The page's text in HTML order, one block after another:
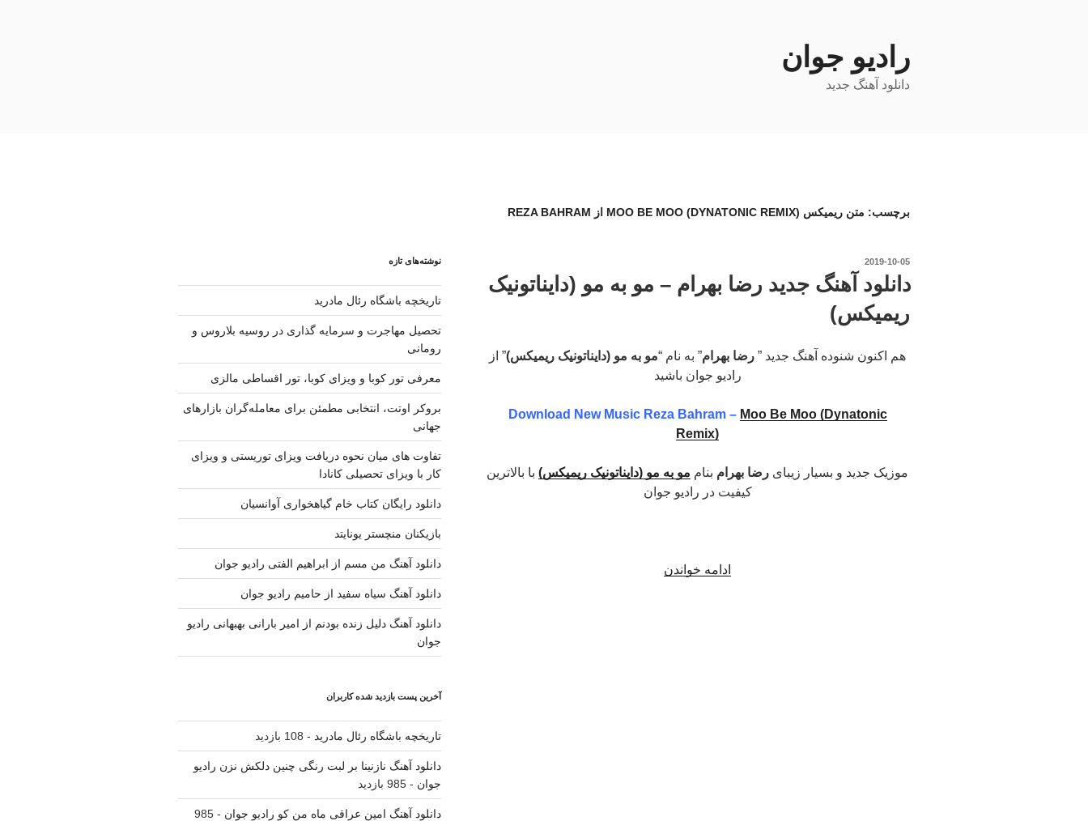
رادیو جوان
دانلود آهنگ جدید
برچسب: متن ریمیکس MOO BE MOO (DYNATONIC REMIX) از REZA BAHRAM
نوشته‌شده
2019-10-05
دانلود آهنگ جدید رضا بهرام – مو به مو (دایناتونیک
ریمیکس)
هم اکنون شنوده آهنگ جدید ” رضا بهرام” به نام “مو به مو (دایناتونیک ریمیکس)” از
رادیو جوان باشید
Download New Music Reza Bahram – Moo Be Moo (Dynatonic
Remix)
موزیک جدید و بسیار زیبای رضا بهرام بنام مو به مو (دایناتونیک ریمیکس)با بالاترین
کیفیت در رادیو جوان
ادامه خواندن“دانلود
نوشته‌های تازه
تاریخچه باشگاه رئال مادرید
تحصیل مهاجرت و سرمایه گذاری در روسیه بلاروس و
رومانی
معرفی تور کوبا و ویزای کوبا، تور اقساطی مالزی
بروکر اوتت، انتخابی مطمئن برای معامله‌گران بازارهای
جهانی
تفاوت های میان نحوه دریافت ویزای توریستی و ویزای
کار با ویزای تحصیلی کانادا
دانلود رایگان کتاب خام گیاهخواری آوانسیان
بازیکنان منچستر یونایتد
دانلود آهنگ من مسم از ابراهیم الفتی رادیو جوان
دانلود آهنگ سیاه سفید از حامیم رادیو جوان
دانلود آهنگ دلیل زنده بودنم از امیر بارانی بهبهانی رادیو
جوان
آخرین پست بازدید شده کاربران
تاریخچه باشگاه رئال مادرید - 108 بازدید
دانلود آهنگ نازنینا بر لبت رنگی چنین دلکش نزن رادیو
جوان - 985 بازدید
دانلود آهنگ امین عراقی ماه من کو رادیو جوان
- 985